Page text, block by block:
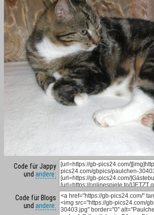
Code für Jappy
und andere:
Code für Blogs
und andere: